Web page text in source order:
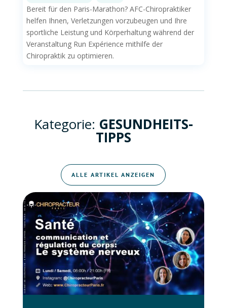
Bereit für den Paris-Marathon? AFC-Chiropraktiker
helfen Ihnen, Verletzungen vorzubeugen und Ihre
sportliche Leistung und Körperhaltung während der
Veranstaltung Run Expérience mithilfe der
Chiropraktik zu optimieren.
Kategorie: GESUNDHEITS-
TIPPS
ALLE ARTIKEL ANZEIGEN